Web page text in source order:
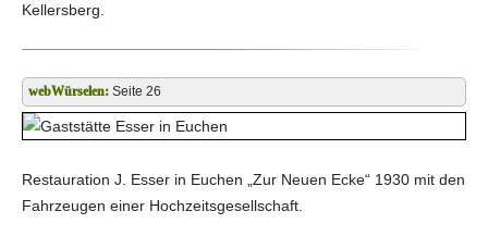
Kellersberg.
Seite 26
Restauration J. Esser in Euchen „Zur Neuen Ecke“ 1930 mit den
Fahrzeugen einer Hochzeitsgesellschaft.